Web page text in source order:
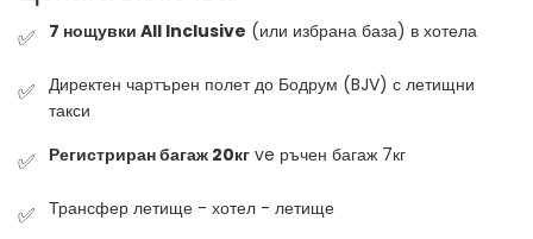
✅ 7 нощувки All Inclusive (или избрана база) в хотела
✅ Директен чартърен полет до Бодрум (BJV) с летищни
такси
✅ Регистриран багаж 20кг ve ръчен багаж 7кг
✅ Трансфер летище - хотел - летище